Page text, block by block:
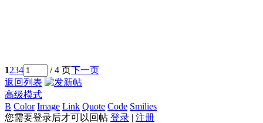
1234 / 4 页下一页
返回列表
高级模式
B Color Image Link Quote Code Smilies
您需要登录后才可以回帖 登录 | 注册